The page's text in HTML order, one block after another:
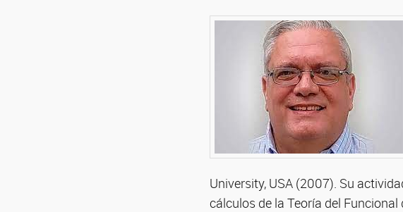
University, USA (2007). Su
cálculos de la Teoría del